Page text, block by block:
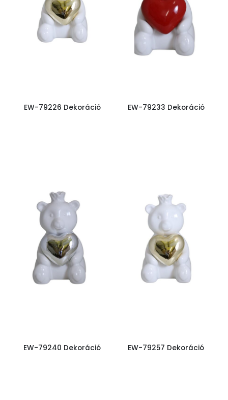
EW-79226 Dekoráció EW-79233 Dekoráció
EW-79240 Dekoráció EW-79257 Dekoráció